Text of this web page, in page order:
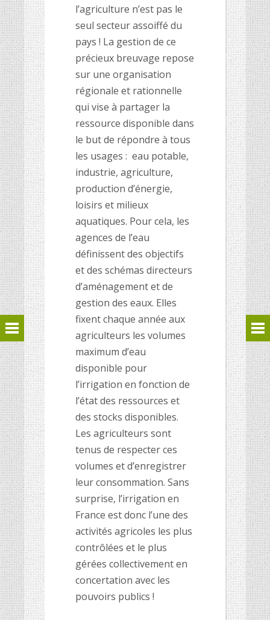
l’agriculture n’est pas le
seul secteur assoiffé du
pays ! La gestion de ce
précieux breuvage repose
sur une organisation
régionale et rationnelle
qui vise à partager la
ressource disponible dans
le but de répondre à tous
les usages : eau potable,
industrie, agriculture,
production d’énergie,
loisirs et milieux
aquatiques. Pour cela, les
agences de l’eau
définissent des objectifs
et des schémas directeurs
d’aménagement et de
gestion des eaux. Elles
fixent chaque année aux
agriculteurs les volumes
maximum d’eau
disponible pour
l’irrigation en fonction de
l’état des ressources et
des stocks disponibles.
Les agriculteurs sont
tenus de respecter ces
volumes et d’enregistrer
leur consommation. Sans
surprise, l’irrigation en
France est donc l’une des
activités agricoles les plus
contrôlées et le plus
gérées collectivement en
concertation avec les
pouvoirs publics !